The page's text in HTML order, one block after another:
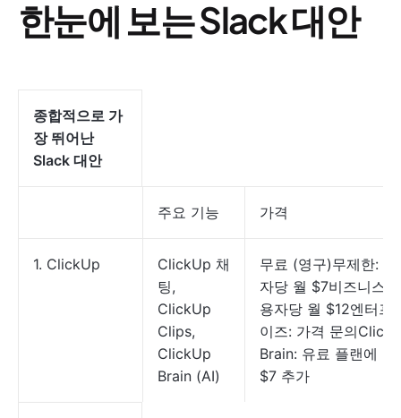
한눈에 보는 Slack 대안
종합적으로 가
장 뛰어난
Slack 대안
주요 기능 가격
1. ClickUp
ClickUp 채
팅,
ClickUp
Clips,
ClickUp
Brain (AI)
무료 (영구)무제한: 사
자당 월 $7비즈니스:
용자당 월 $12엔터프
이즈: 가격 문의
Brain: 유료 플랜에 월
$7 추가